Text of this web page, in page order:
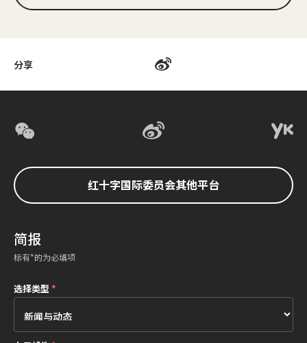
分享
红十字国际委员会其他平台
简报
标有*的为必填项
选择类型*